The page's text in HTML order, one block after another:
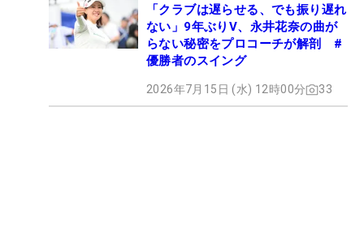
「クラブは遅らせる、でも振り遅れ
ない」9年ぶりV、永井花奈の曲が
らない秘密をプロコーチが解剖 #
優勝者のスイング
2026年7月15日 (水) 12時00分 33